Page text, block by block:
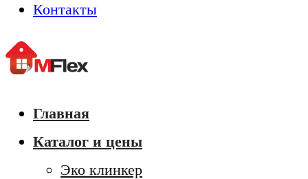
Контакты
Главная
Каталог и цены
Эко клинкер